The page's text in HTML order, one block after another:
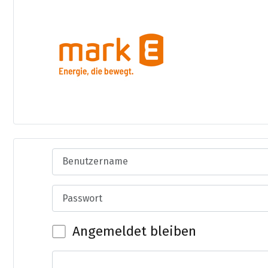
Benutzername
Passwort
Angemeldet bleiben